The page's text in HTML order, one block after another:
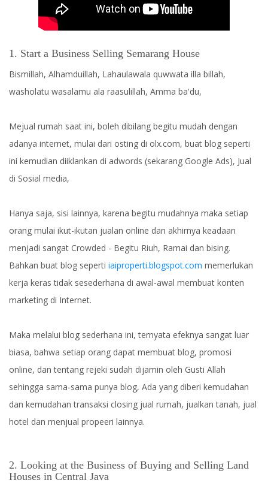
1. Start a Business Selling Semarang House
Bismillah, Alhamduillah, Lahaulawala quwwata illa billah,
washolatu wasalamu ala raasulillah, Amma ba'du,
Mejual rumah saat ini, boleh dibilang begitu mudah dengan
adanya internet, mulai dari osting di olx.com, buat blog seperti
ini kemudian diiklankan di adwords (sekarang Google Ads), Jual
di Sosial media,
Hanya saja, sisi lainnya, karena begitu mudahnya maka setiap
orang mulai ikut-ikutan jualan online dan akhirnya keadaan
menjadi sangat Crowded - Begitu Riuh, Ramai dan bising.
Bahkan buat blog seperti iaiproperti.blogspot.com memerlukan
kerja keras tidak sesederhana di awal-awal membuat konten
marketing di Internet.
Maka melalui blog sederhana ini, ternyata efeknya sangat luar
biasa, bahwa setiap orang dapat membuat blog, promosi
online, dan tentang rejeki sudah dijamin oleh Gusti Allah
sehingga sama-sama punya blog, Ada yang diberi kemudahan
dan kemudahan transaksi closing jual rumah, jualkan tanah, jual
hotel dan menjual propeeri lainnya.
2. Looking at the Business of Buying and Selling Land
Houses in Central Java